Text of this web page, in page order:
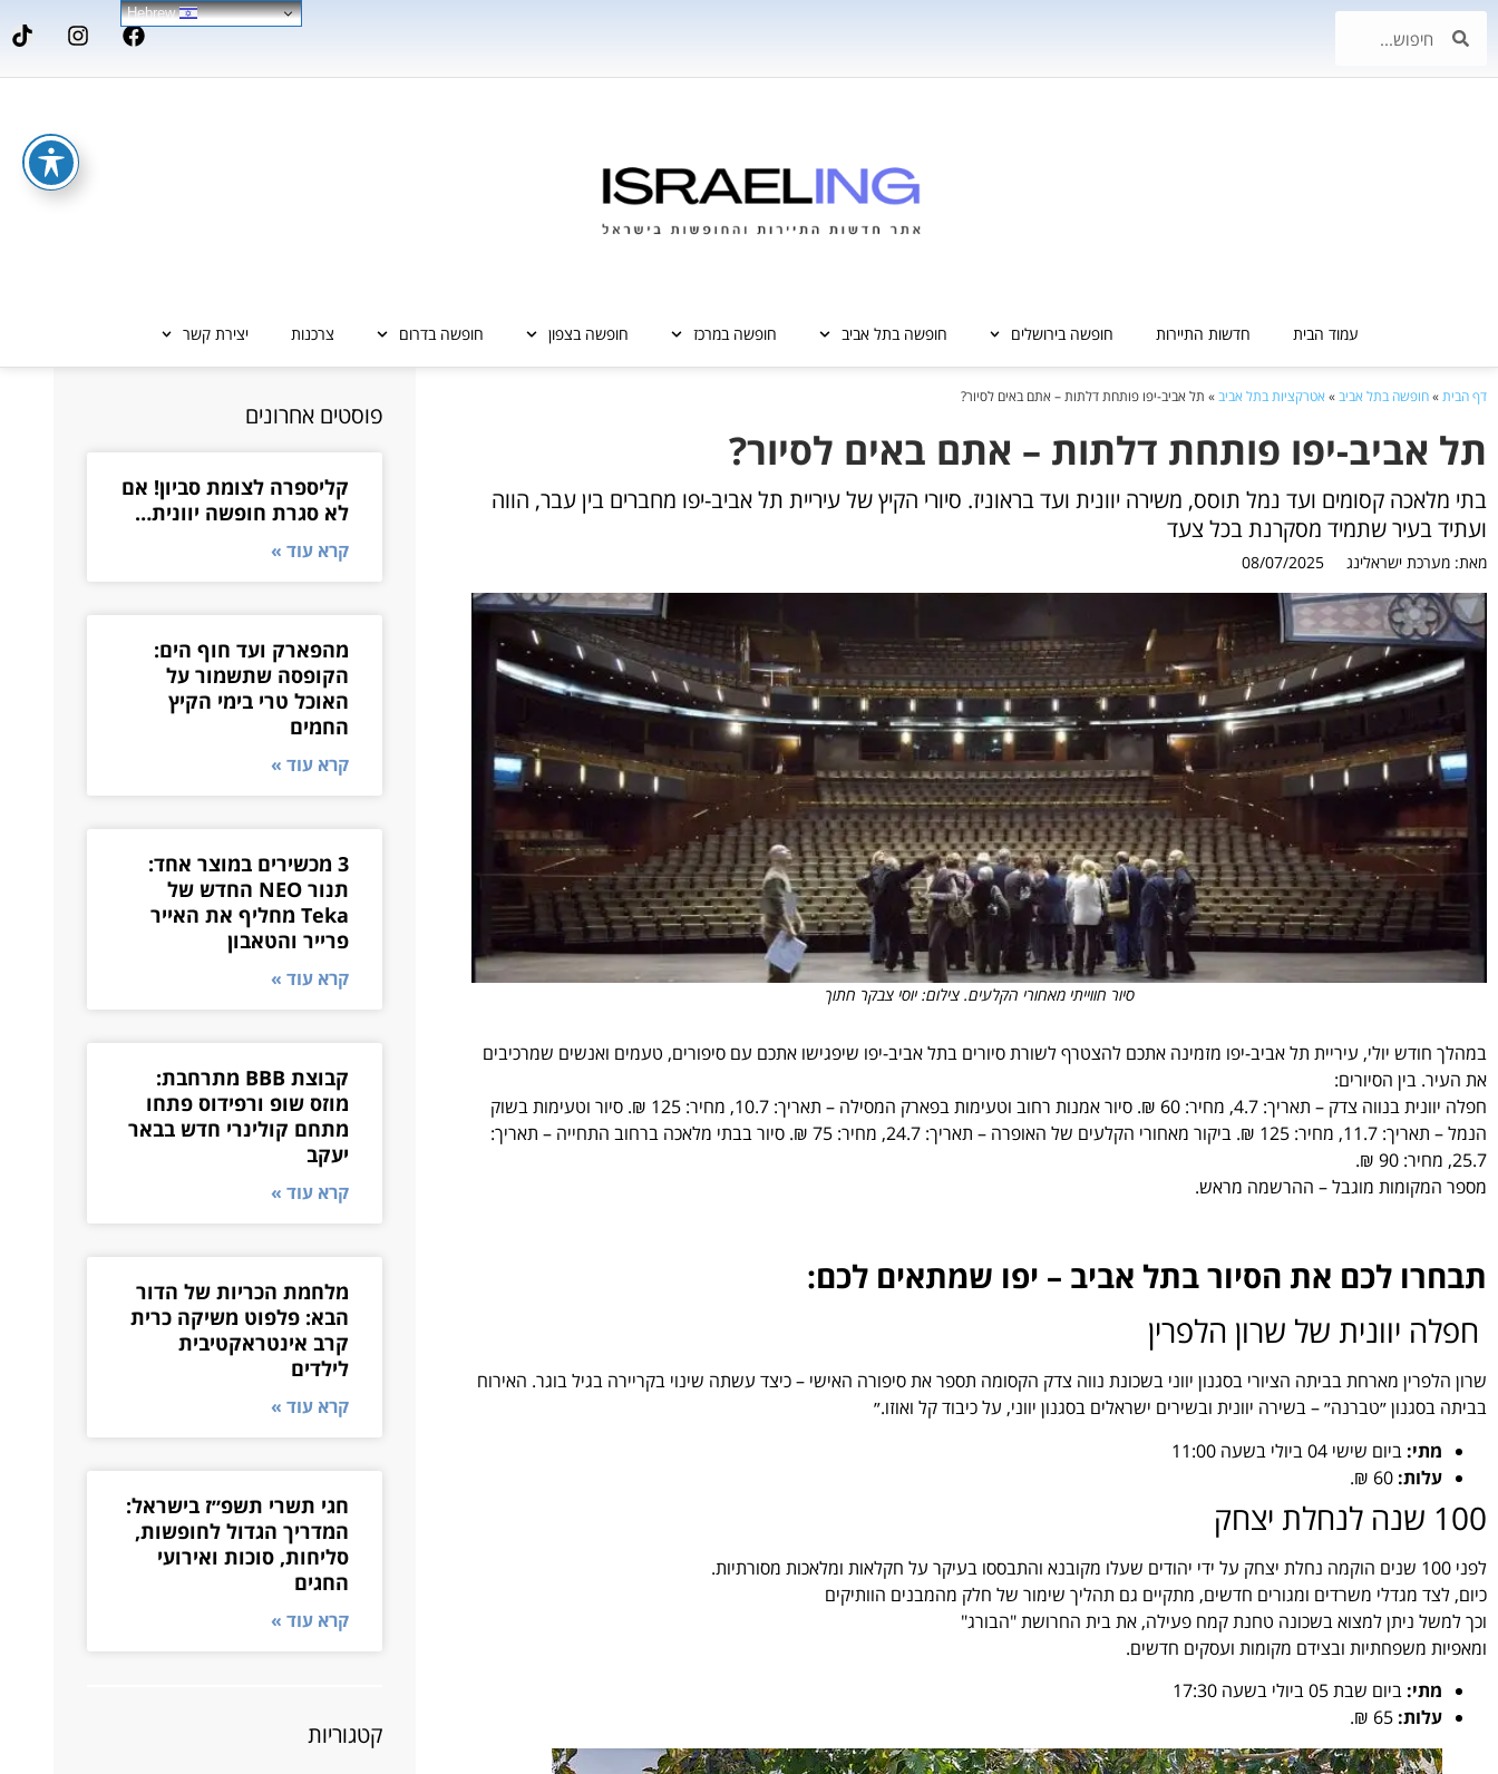
עמוד הבית חדשות התיירות חופשה בירושלים חופשה בתל אביב חופשה במרכז חופשה בצפון חופשה בדרום צרכנות יצירת קשר
דף הבית»חופשה בתל אביב» אטרקציות בתל אביב» תל אביב-יפו פותחת דלתות – אתם באים לסיור?
תל אביב-יפו פותחת דלתות – אתם באים לסיור?
בתי מלאכה קסומים ועד נמל תוסס, משירה יוונית ועד בראוניז. סיורי הקיץ של עיריית תל אביב-יפו מחברים בין עבר, הווה
ועתיד בעיר שתמיד מסקרנת בכל צעד
מאת: מערכת ישראלינג 08/07/2025
סיור חווייתי מאחורי הקלעים. צילום: יוסי צבקר חתוך
במהלך חודש יולי, עיריית תל אביב-יפו מזמינה אתכם להצטרף לשורת סיורים בתל אביב-יפו שיפגישו אתכם עם סיפורים, טעמים ואנשים שמרכיבים
את העיר. בין הסיורים:
חפלה יוונית בנווה צדק – תאריך: 4.7, מחיר: 60 ₪. סיור אמנות רחוב וטעימות בפארק המסילה – תאריך: 10.7, מחיר: 125 ₪. סיור וטעימות בשוק
הנמל – תאריך: 11.7, מחיר: 125 ₪. ביקור מאחורי הקלעים של האופרה – תאריך: 24.7, מחיר: 75 ₪. סיור בבתי מלאכה ברחוב התחייה – תאריך:
25.7, מחיר: 90 ₪.
מספר המקומות מוגבל – ההרשמה מראש.
תבחרו לכם את הסיור בתל אביב – יפו שמתאים לכם:
חפלה יוונית של שרון הלפרין
שרון הלפרין מארחת בביתה הציורי בסגנון יווני בשכונת נווה צדק הקסומה תספר את סיפורה האישי – כיצד עשתה שינוי בקריירה בגיל בוגר. האירוח
בביתה בסגנון ״טברנה״ – בשירה יוונית ובשירים ישראלים בסגנון יווני, על כיבוד קל ואוזו.״
מתי: ביום שישי 04 ביולי בשעה 11:00
עלות: 60 ₪.
100 שנה לנחלת יצחק
לפני 100 שנים הוקמה נחלת יצחק על ידי יהודים שעלו מקובנא והתבססו בעיקר על חקלאות ומלאכות מסורתיות.
כיום, לצד מגדלי משרדים ומגורים חדשים, מתקיים גם תהליך שימור של חלק מהמבנים הוותיקים
וכך למשל ניתן למצוא בשכונה טחנת קמח פעילה, את בית החרושת "הבורג"
ומאפיות משפחתיות ובצידם מקומות ועסקים חדשים.
מתי: ביום שבת 05 ביולי בשעה 17:30
עלות: 65 ₪.
פוסטים אחרונים
קליספרה לצומת סביון! אם
לא סגרת חופשה יוונית…
קרא עוד »
מהפארק ועד חוף הים:
הקופסה שתשמור על
האוכל טרי בימי הקיץ
החמים
קרא עוד »
3 מכשירים במוצר אחד:
תנור NEO החדש של
Teka מחליף את האייר
פרייר והטאבון
קרא עוד »
קבוצת BBB מתרחבת:
מוזס שופ ורפידוס פתחו
מתחם קולינרי חדש בבאר
יעקב
קרא עוד »
מלחמת הכריות של הדור
הבא: פלפוט משיקה כרית
קרב אינטראקטיבית
לילדים
קרא עוד »
חגי תשרי תשפ״ז בישראל:
המדריך הגדול לחופשות,
סליחות, סוכות ואירועי
החגים
קרא עוד »
קטגוריות
Hebrew